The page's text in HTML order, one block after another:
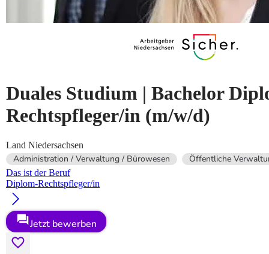
Duales Studium | Bachelor
Rechtspfleger/in (m/w/d)
Land Niedersachsen
Administration / Verwaltung / Bürowesen Öffentliche
Das ist der Beruf
Diplom-Rechtspfleger/in
Jetzt bewerben